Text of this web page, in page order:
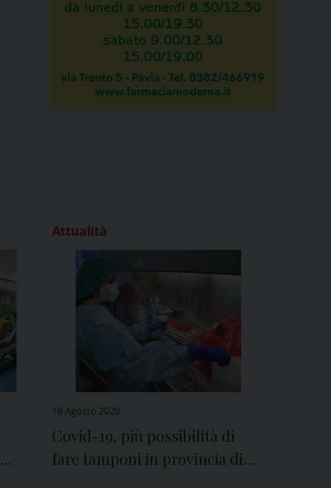
Attualità
18 Agosto 2020
Covid-19, più possibilità di
fare tamponi in provincia di